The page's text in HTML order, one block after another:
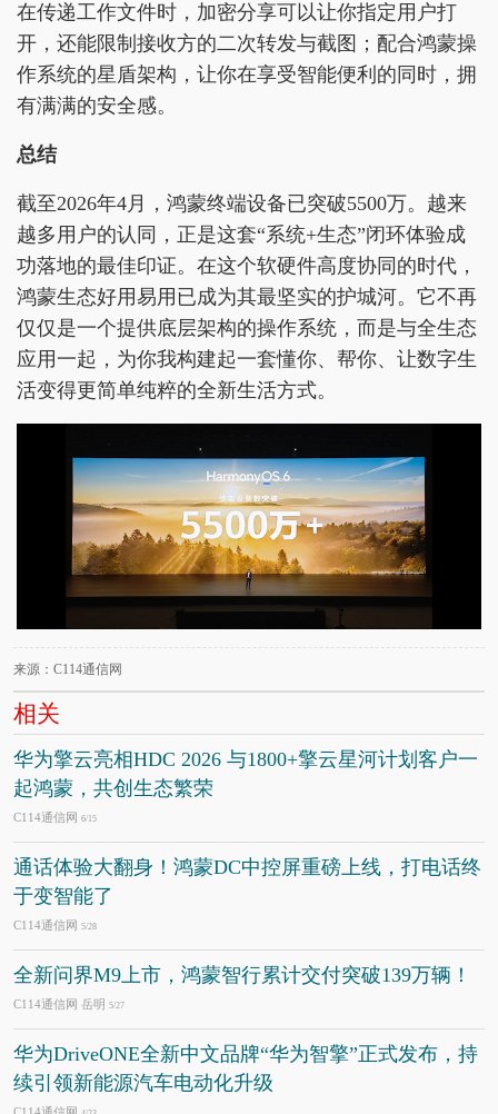
在传递工作文件时，加密分享可以让你指定用户打
开，还能限制接收方的二次转发与截图；配合鸿蒙操
作系统的星盾架构，让你在享受智能便利的同时，拥
有满满的安全感。
总结
截至2026年4月，鸿蒙终端设备已突破5500万。越来
越多用户的认同，正是这套“系统+生态”闭环体验成
功落地的最佳印证。在这个软硬件高度协同的时代，
鸿蒙生态好用易用已成为其最坚实的护城河。它不再
仅仅是一个提供底层架构的操作系统，而是与全生态
应用一起，为你我构建起一套懂你、帮你、让数字生
活变得更简单纯粹的全新生活方式。
来源：C114通信网
相关
华为擎云亮相HDC 2026 与1800+擎云星河计划客户一
起鸿蒙，共创生态繁荣
C114通信网 6/15
通话体验大翻身！鸿蒙DC中控屏重磅上线，打电话终
于变智能了
C114通信网 5/28
全新问界M9上市，鸿蒙智行累计交付突破139万辆！
C114通信网 岳明 5/27
华为DriveONE全新中文品牌“华为智擎”正式发布，持
续引领新能源汽车电动化升级